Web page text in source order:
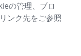
の管理、ブロ
ンク先をご参照